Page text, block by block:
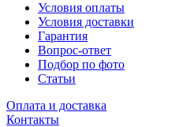
Условия оплаты
Условия доставки
Гарантия
Вопрос-ответ
Подбор по фото
Статьи
Оплата и доставка
Контакты